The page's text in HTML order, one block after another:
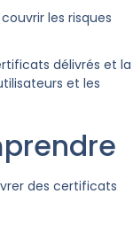
les risques
délivrés et la
et les
des certificats